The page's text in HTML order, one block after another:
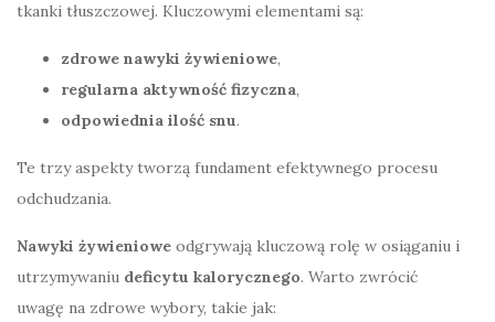
tkanki tłuszczowej. Kluczowymi elementami są:
zdrowe nawyki żywieniowe,
regularna aktywność fizyczna,
odpowiednia ilość snu.
Te trzy aspekty tworzą fundament efektywnego procesu
odchudzania.
Nawyki żywieniowe odgrywają kluczową rolę w osiąganiu i
utrzymywaniu deficytu kalorycznego. Warto zwrócić
uwagę na zdrowe wybory, takie jak: